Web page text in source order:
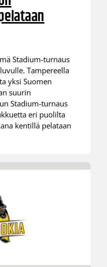
Stadium-turnaus
Tampereella
yksi Suomen
suurin
Stadium-turnaus
eri puolilta
kentillä pelataan